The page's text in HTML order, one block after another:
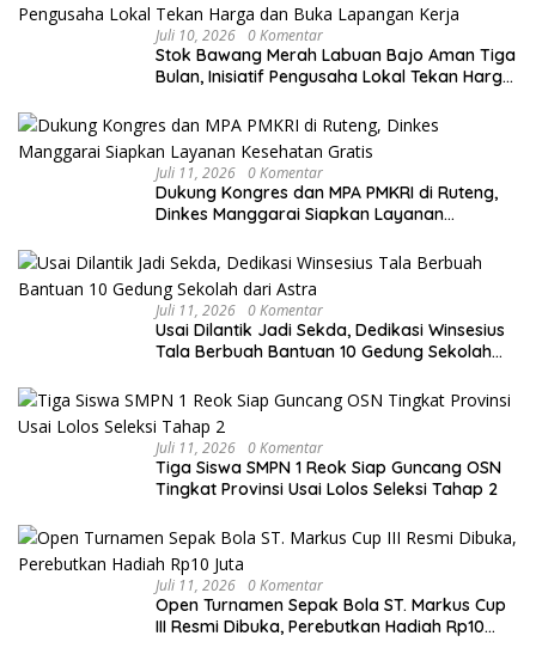
Juli 10, 2026 0 Komentar
Stok Bawang Merah Labuan Bajo Aman Tiga
Bulan, Inisiatif Pengusaha Lokal Tekan Harga
Juli 11, 2026 0 Komentar
Dukung Kongres dan MPA PMKRI di Ruteng,
Dinkes Manggarai Siapkan Layanan
Juli 11, 2026 0 Komentar
Usai Dilantik Jadi Sekda, Dedikasi Winsesius
Tala Berbuah Bantuan 10 Gedung Sekolah
Juli 11, 2026 0 Komentar
Tiga Siswa SMPN 1 Reok Siap Guncang OSN
Tingkat Provinsi Usai Lolos Seleksi Tahap 2
Juli 11, 2026 0 Komentar
Open Turnamen Sepak Bola ST. Markus Cup
III Resmi Dibuka, Perebutkan Hadiah Rp10